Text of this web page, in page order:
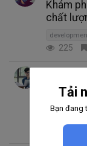
Khám
chất
225
dẫn
212
Tải
Bạn đang